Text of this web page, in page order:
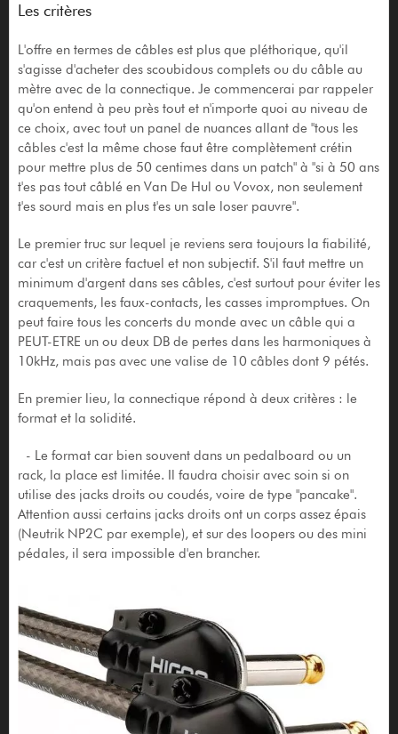
Les critères
L'offre en termes de câbles est plus que pléthorique, qu'il
s'agisse d'acheter des scoubidous complets ou du câble au
mètre avec de la connectique. Je commencerai par rappeler
qu'on entend à peu près tout et n'importe quoi au niveau de
ce choix, avec tout un panel de nuances allant de "tous les
câbles c'est la même chose faut être complètement crétin
pour mettre plus de 50 centimes dans un patch" à "si à 50 ans
t'es pas tout câblé en Van De Hul ou Vovox, non seulement
t'es sourd mais en plus t'es un sale loser pauvre".
Le premier truc sur lequel je reviens sera toujours la fiabilité,
car c'est un critère factuel et non subjectif. S'il faut mettre un
minimum d'argent dans ses câbles, c'est surtout pour éviter les
craquements, les faux-contacts, les casses impromptues. On
peut faire tous les concerts du monde avec un câble qui a
PEUT-ETRE un ou deux DB de pertes dans les harmoniques à
10kHz, mais pas avec une valise de 10 câbles dont 9 pétés.
En premier lieu, la connectique répond à deux critères : le
format et la solidité.
- Le format car bien souvent dans un pedalboard ou un
rack, la place est limitée. Il faudra choisir avec soin si on
utilise des jacks droits ou coudés, voire de type "pancake".
Attention aussi certains jacks droits ont un corps assez épais
(Neutrik NP2C par exemple), et sur des loopers ou des mini
pédales, il sera impossible d'en brancher.